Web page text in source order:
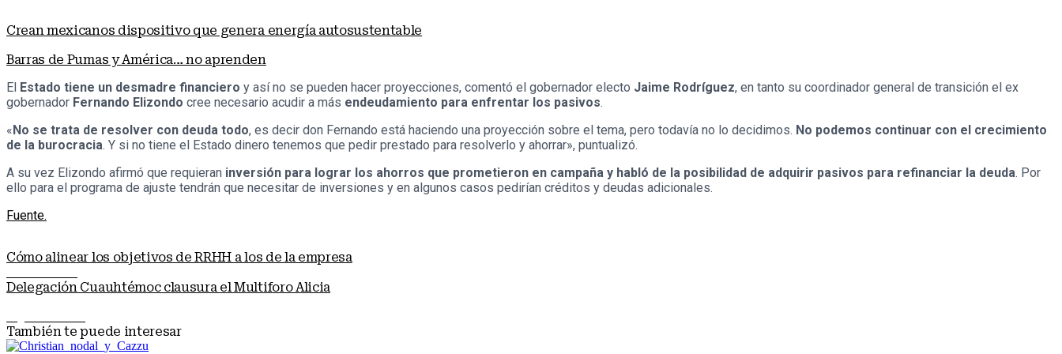
Crean mexicanos dispositivo que genera energía autosustentable
Barras de Pumas y América… no aprenden
El Estado tiene un desmadre financiero y así no se pueden hacer proyecciones, comentó el gobernador electo Jaime Rodríguez, en tanto su coordinador general de transición el ex
gobernador Fernando Elizondo cree necesario acudir a más endeudamiento para enfrentar los pasivos.
«No se trata de resolver con deuda todo, es decir don Fernando está haciendo una proyección sobre el tema, pero todavía no lo decidimos. No podemos continuar con el crecimiento
de la burocracia. Y si no tiene el Estado dinero tenemos que pedir prestado para resolverlo y ahorrar», puntualizó.
A su vez Elizondo afirmó que requieran inversión para lograr los ahorros que prometieron en campaña y habló de la posibilidad de adquirir pasivos para refinanciar la deuda. Por
ello para el programa de ajuste tendrán que necesitar de inversiones y en algunos casos pedirían créditos y deudas adicionales.
Fuente.
Cómo alinear los objetivos de RRHH a los de la empresa
Delegación Cuauhtémoc clausura el Multiforo Alicia
También te puede interesar